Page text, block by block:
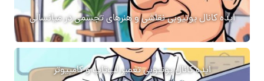
ایده کانال یوتیوبی نقاشی و هنرهای تجسمی در میانسالی
ایده کانال یوتیوبی تعمیر لپ‌تاپ و کامپیوتر